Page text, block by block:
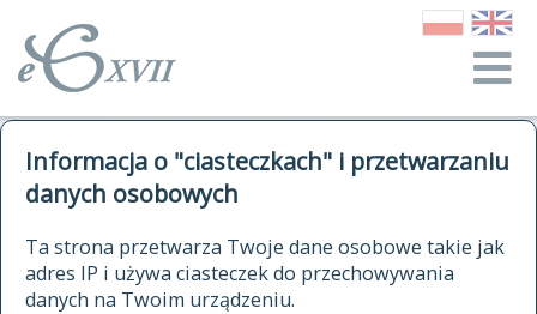
Informacja o "ciasteczkach" i przetwarzaniu
danych osobowych
Ta strona przetwarza Twoje dane osobowe takie jak
adres IP i używa ciasteczek do przechowywania
danych na Twoim urządzeniu.
autorzy Słownika
historia
publikacje
źródła
kwerendy
jak cytować Słownik
ELEKTRONICZNY SŁOWNIK
JĘZYKA POLSKIEGO